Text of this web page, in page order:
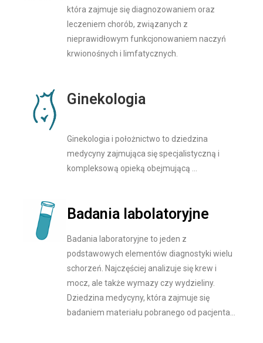
która zajmuje się diagnozowaniem oraz
leczeniem chorób, związanych z
nieprawidłowym funkcjonowaniem naczyń
krwionośnych i limfatycznych.
Ginekologia
Ginekologia i położnictwo to dziedzina
medycyny zajmująca się specjalistyczną i
kompleksową opieką obejmującą …
Badania labolatoryjne
Badania laboratoryjne to jeden z
podstawowych elementów diagnostyki wielu
schorzeń. Najczęściej analizuje się krew i
mocz, ale także wymazy czy wydzieliny.
Dziedzina medycyny, która zajmuje się
badaniem materiału pobranego od pacjenta…